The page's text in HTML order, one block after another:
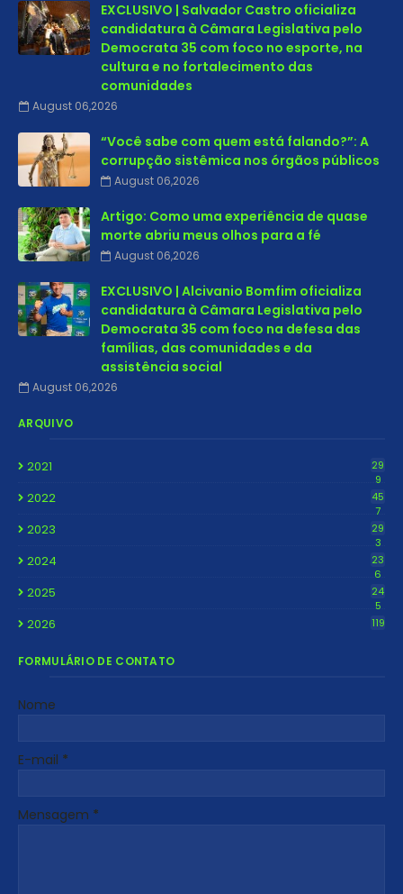
EXCLUSIVO | Salvador Castro oficializa
candidatura à Câmara Legislativa pelo
Democrata 35 com foco no esporte, na
cultura e no fortalecimento das
comunidades
August 06,2026
“Você sabe com quem está falando?”: A
corrupção sistêmica nos órgãos públicos
August 06,2026
Artigo: Como uma experiência de quase
morte abriu meus olhos para a fé
August 06,2026
EXCLUSIVO | Alcivanio Bomfim oficializa
candidatura à Câmara Legislativa pelo
Democrata 35 com foco na defesa das
famílias, das comunidades e da
assistência social
August 06,2026
ARQUIVO
2021
29
9
2022
45
7
2023
29
3
2024
23
6
2025
24
5
2026 119
FORMULÁRIO DE CONTATO
Nome
E-mail *
Mensagem *